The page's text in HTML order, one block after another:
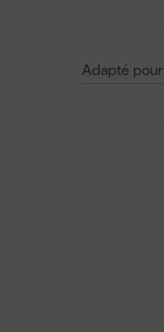
Adapté pour